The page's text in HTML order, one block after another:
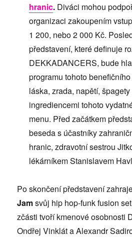
hranic. Diváci mohou
organizaci zakoupením
1 200, nebo 2 000 Kč.
představení, které definuje
DEKKADANCERS, bude
programu tohoto
láska, zrada, napětí,
ingrediencemi tohoto
menu. Před začátkem
beseda s účastníky
hranic, zdravotní sestrou
lékárníkem Stanislavem
Po skončení představení
Jamsvůj hip hop-funk fusion
zčásti tvoří kmenové osobnosti
Ondřej Vinklát a Alexandr